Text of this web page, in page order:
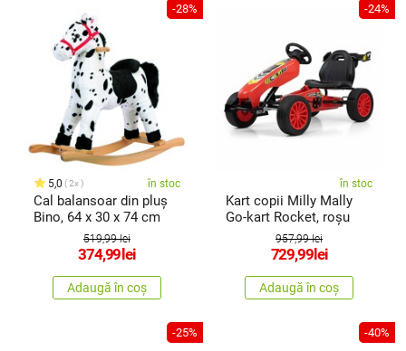
-28%
5,0 2x în stoc
Cal balansoar din pluș
Bino, 64 x 30 x 74 cm
519,99 lei
374,99 lei
Adaugă în coș
-24%
în stoc
Kart copii Milly Mally
Go-kart Rocket, roșu
957,99 lei
729,99 lei
Adaugă în coș
-25% -40%